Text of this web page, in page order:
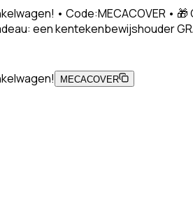
• Code:MECACOVER •
een kentekenbewijshouder
MECACOVER